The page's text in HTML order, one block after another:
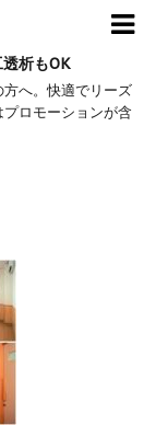
析もOK
へ。快適でリーズ
ロモーションが含